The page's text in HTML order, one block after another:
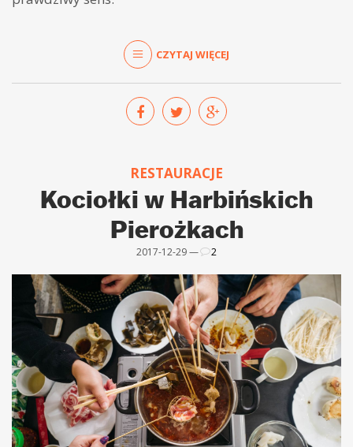
CZYTAJ WIĘCEJ
RESTAURACJE
Kociołki w Harbińskich
Pierożkach
2017-12-29 — 2